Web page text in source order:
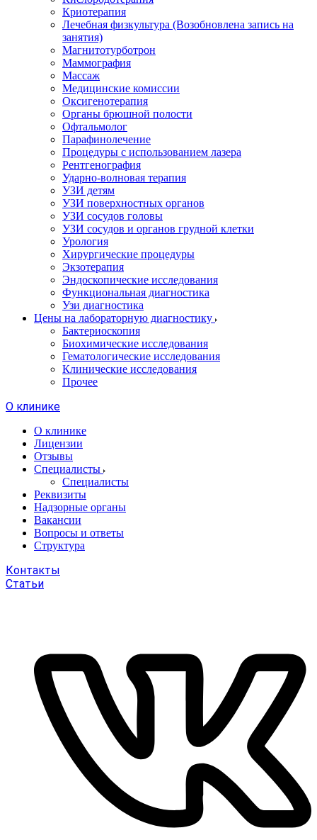
Криотерапия
Лечебная физкультура (Возобновлена запись на
занятия)
Магнитотурботрон
Маммография
Массаж
Медицинские комиссии
Оксигенотерапия
Органы брюшной полости
Офтальмолог
Парафинолечение
Процедуры с использованием лазера
Рентгенография
Ударно-волновая терапия
УЗИ детям
УЗИ поверхностных органов
УЗИ сосудов головы
УЗИ сосудов и органов грудной клетки
Урология
Хирургические процедуры
Экзотерапия
Эндоскопические исследования
Функциональная диагностика
Узи диагностика
Цены на лабораторную диагностику
Бактериоскопия
Биохимические исследования
Гематологические исследования
Клинические исследования
Прочее
О клинике
О клинике
Лицензии
Отзывы
Специалисты
Специалисты
Реквизиты
Надзорные органы
Вакансии
Вопросы и ответы
Структура
Контакты
Статьи